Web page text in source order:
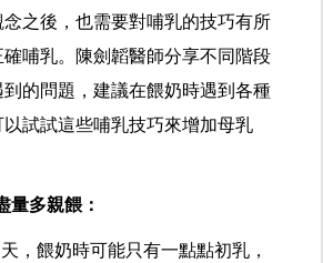
之後，也需要對哺乳的技巧有所
哺乳。陳劍韜醫師分享不同階段
的問題，建議在餵奶時遇到各種
試試這些哺乳技巧來增加母乳
量多親餵：
，餵奶時可能只有一點點初乳，